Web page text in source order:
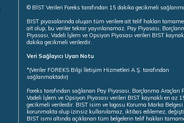
© BİST Verileri Foreks tarafından 15 dakika gecikmeli
BIST piyasalarında oluşan tüm verilere ait telif hakları
ait olup, bu veriler tekrar yayınlanamaz. Pay Piyasası,
Piyasası, Vadeli İşlem ve Opsiyon Piyasası verileri BIST
dakika gecikmeli verilerdir.
Veri Sağlayıcı Uyarı Notu
*(Veriler FOREKS Bilgi İletişim Hizmetleri A.Ş. tarafından
sağlanmaktadır)
Foreks tarafından sağlanan Pay Piyasası, Borçlanma Araçları
Vadeli İşlem ve Opsiyon Piyasası verileri BIST kaynaklı en az
gecikmeli verilerdir. BIST isim ve logosu Koruma Marka Belgesi
korunmakta olup izinsiz kullanılamaz, iktibas edilemez,
BIST ismi altında açıklanan tüm belgelerin telif hakları